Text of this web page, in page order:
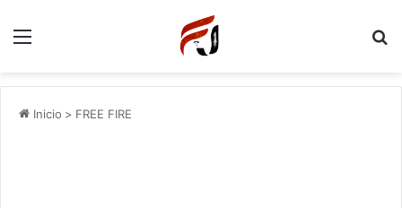
Menu
Inicio > FREE FIRE